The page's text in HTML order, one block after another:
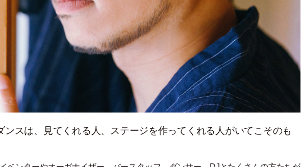
スは、見てくれる人、ステージを作ってくれる人がいてこそのも